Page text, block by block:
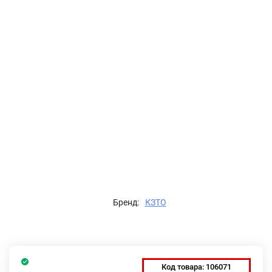
Бренд: КЗТО
Код товара: 106071